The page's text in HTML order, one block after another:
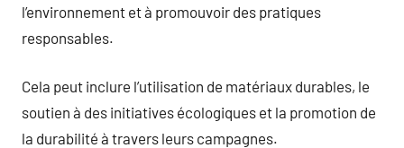
l’environnement et à promouvoir des pratiques
responsables.
Cela peut inclure l’utilisation de matériaux durables, le
soutien à des initiatives écologiques et la promotion de
la durabilité à travers leurs campagnes.